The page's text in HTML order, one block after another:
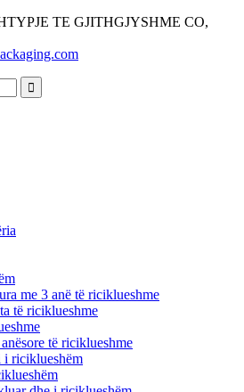
TE GJITHGJYSHME CO,
me 3 anë të riciklueshme
të riciklueshme
të riciklueshme
riciklueshëm